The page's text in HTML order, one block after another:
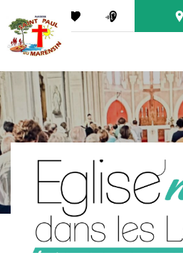
PODCAST
Panneau de gestion des cookies